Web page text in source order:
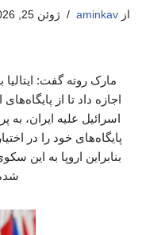
از aminkav ژوئن 25, 2026
اجازه داد تا از
اسرائیل علیه ایران، به
پایگاه‌های خود را در
بنابراین اروپا به این